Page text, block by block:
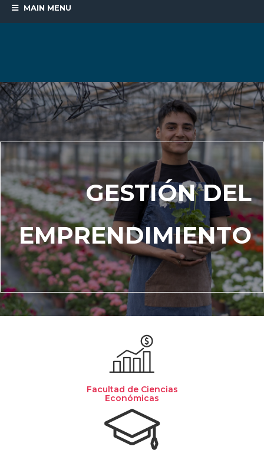
MAIN MENU
GESTIÓN DEL
EMPRENDIMIENTO
Facultad de Ciencias
Económicas